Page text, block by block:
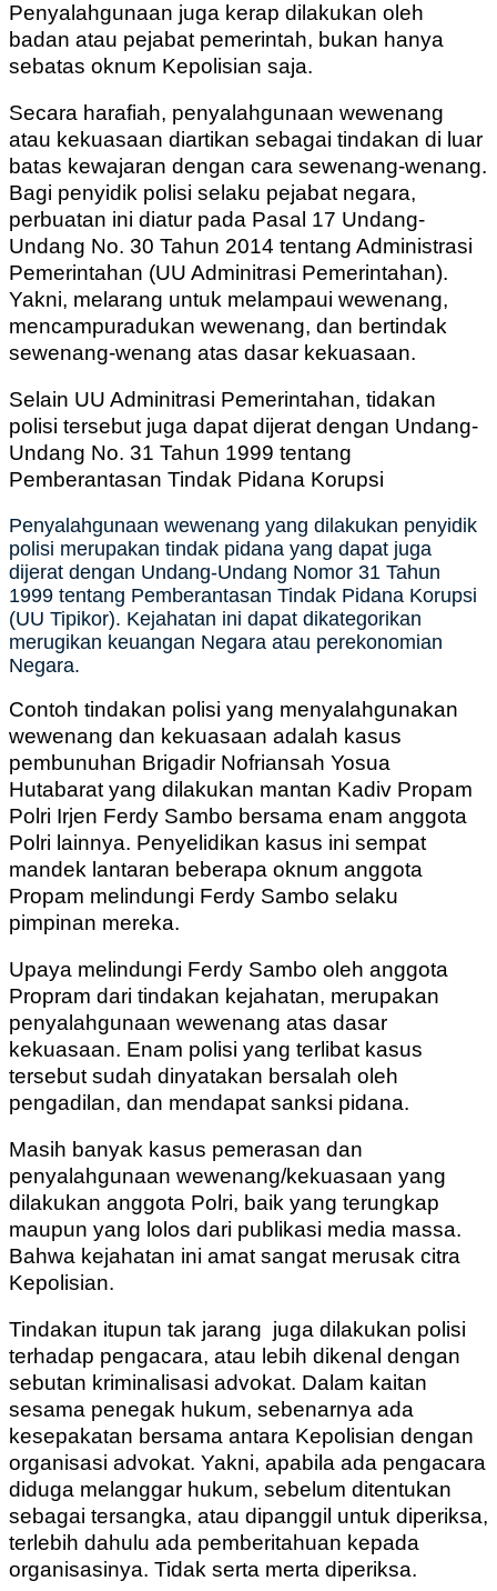
Penyalahgunaan juga kerap dilakukan oleh
badan atau pejabat pemerintah, bukan hanya
sebatas oknum Kepolisian saja.
Secara harafiah, penyalahgunaan wewenang
atau kekuasaan diartikan sebagai tindakan di luar
batas kewajaran dengan cara sewenang-wenang.
Bagi penyidik polisi selaku pejabat negara,
perbuatan ini diatur pada Pasal 17 Undang-
Undang No. 30 Tahun 2014 tentang Administrasi
Pemerintahan (UU Adminitrasi Pemerintahan).
Yakni, melarang untuk melampaui wewenang,
mencampuradukan wewenang, dan bertindak
sewenang-wenang atas dasar kekuasaan.
Selain UU Adminitrasi Pemerintahan, tidakan
polisi tersebut juga dapat dijerat dengan Undang-
Undang No. 31 Tahun 1999 tentang
Pemberantasan Tindak Pidana Korupsi
Penyalahgunaan wewenang yang dilakukan penyidik
polisi merupakan tindak pidana yang dapat juga
dijerat dengan Undang-Undang Nomor 31 Tahun
1999 tentang Pemberantasan Tindak Pidana Korupsi
(UU Tipikor). Kejahatan ini dapat dikategorikan
merugikan keuangan Negara atau perekonomian
Negara.
Contoh tindakan polisi yang menyalahgunakan
wewenang dan kekuasaan adalah kasus
pembunuhan Brigadir Nofriansah Yosua
Hutabarat yang dilakukan mantan Kadiv Propam
Polri Irjen Ferdy Sambo bersama enam anggota
Polri lainnya. Penyelidikan kasus ini sempat
mandek lantaran beberapa oknum anggota
Propam melindungi Ferdy Sambo selaku
pimpinan mereka.
Upaya melindungi Ferdy Sambo oleh anggota
Propram dari tindakan kejahatan, merupakan
penyalahgunaan wewenang atas dasar
kekuasaan. Enam polisi yang terlibat kasus
tersebut sudah dinyatakan bersalah oleh
pengadilan, dan mendapat sanksi pidana.
Masih banyak kasus pemerasan dan
penyalahgunaan wewenang/kekuasaan yang
dilakukan anggota Polri, baik yang terungkap
maupun yang lolos dari publikasi media massa.
Bahwa kejahatan ini amat sangat merusak citra
Kepolisian.
Tindakan itupun tak jarang juga dilakukan polisi
terhadap pengacara, atau lebih dikenal dengan
sebutan kriminalisasi advokat. Dalam kaitan
sesama penegak hukum, sebenarnya ada
kesepakatan bersama antara Kepolisian dengan
organisasi advokat. Yakni, apabila ada pengacara
diduga melanggar hukum, sebelum ditentukan
sebagai tersangka, atau dipanggil untuk diperiksa,
terlebih dahulu ada pemberitahuan kepada
organisasinya. Tidak serta merta diperiksa.